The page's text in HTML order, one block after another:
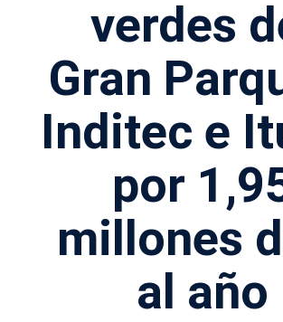
verdes
Gran
Inditec e
por
millones
al año